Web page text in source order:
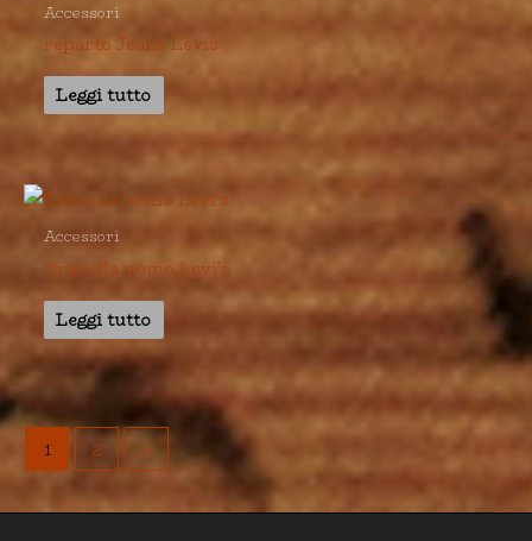
Accessori
reparto Jeans Levis
Leggi tutto
Accessori
Tracolla uomo Levi’s
Leggi tutto
1 2 →